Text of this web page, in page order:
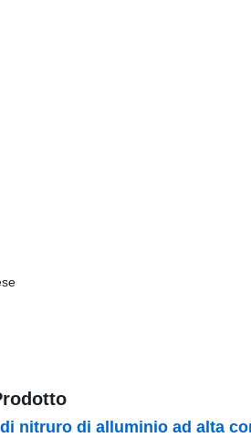
nitruro di alluminio ad alta